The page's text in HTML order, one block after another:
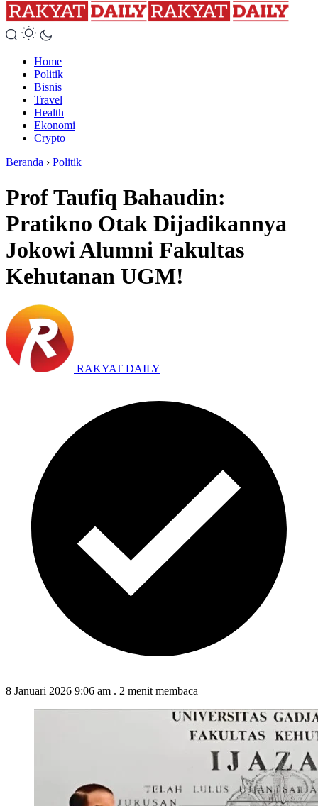
Home
Politik
Bisnis
Travel
Health
Ekonomi
Crypto
Beranda › Politik
Prof Taufiq Bahaudin:
Pratikno Otak Dijadikannya
Jokowi Alumni Fakultas
Kehutanan UGM!
RAKYAT DAILY
8 Januari 2026 9:06 am . 2 menit membaca